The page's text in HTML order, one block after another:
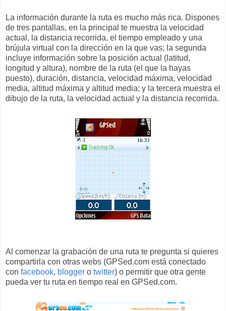
La información durante la ruta es mucho más rica. Dispones
de tres pantallas, en la principal te muestra la velocidad
actual, la distancia recorrida, el tiempo empleado y una
brújula virtual con la dirección en la que vas; la segunda
incluye información sobre la posición actual (latitud,
longitud y altura), nombre de la ruta (el que la hayas
puesto), duración, distancia, velocidad máxima, velocidad
media, altitud máxima y altitud media; y la tercera muestra el
dibujo de la ruta, la velocidad actual y la distancia recorrida.
Al comenzar la grabación de una ruta te pregunta si quieres
compartirla con otras webs (GPSed.com está conectado
con facebook, blogger o twitter) o permitir que otra gente
pueda ver tu ruta en tiempo real en GPSed.com.